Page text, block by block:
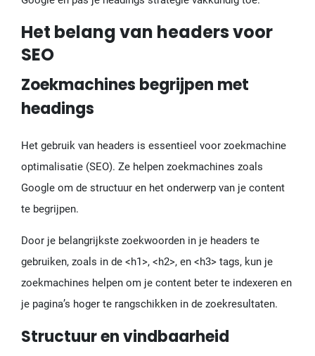
Het belang van headers voor
SEO
Zoekmachines begrijpen met
headings
Het gebruik van headers is essentieel voor zoekmachine
optimalisatie (SEO). Ze helpen zoekmachines zoals
Google om de structuur en het onderwerp van je content
te begrijpen.
Door je belangrijkste zoekwoorden in je headers te
gebruiken, zoals in de <h1>, <h2>, en <h3> tags, kun je
zoekmachines helpen om je content beter te indexeren en
je pagina’s hoger te rangschikken in de zoekresultaten.
Structuur en vindbaarheid